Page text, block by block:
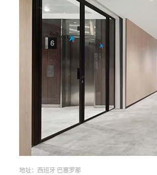
地址：西班牙 巴塞罗那